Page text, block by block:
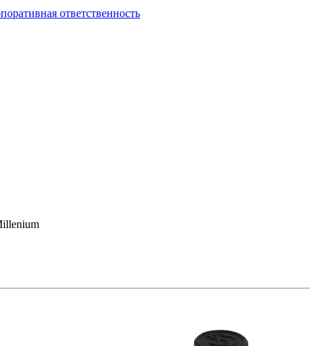
ответственность